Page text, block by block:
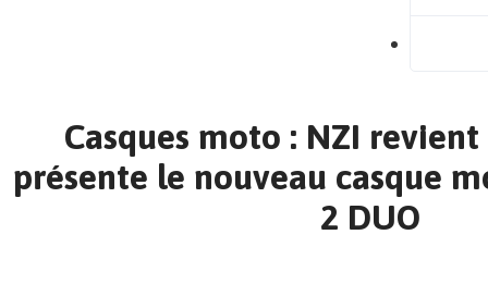
Casques moto : NZI
présente le nouveau casque
2 DUO